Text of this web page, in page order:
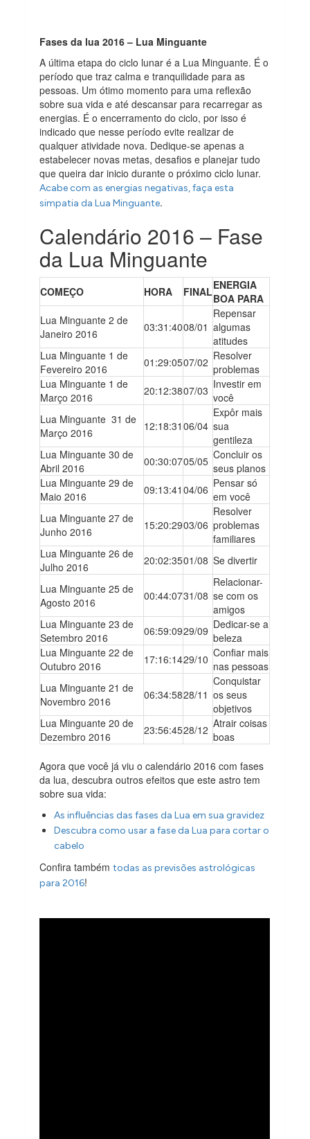
Fases da lua 2016 – Lua Minguante
A última etapa do ciclo lunar é a Lua Minguante. É o
período que traz calma e tranquilidade para as
pessoas. Um ótimo momento para uma reflexão
sobre sua vida e até descansar para recarregar as
energias. É o encerramento do ciclo, por isso é
indicado que nesse período evite realizar de
qualquer atividade nova. Dedique-se apenas a
estabelecer novas metas, desafios e planejar tudo
que queira dar inicio durante o próximo ciclo lunar.
Acabe com as energias negativas, faça esta
simpatia da Lua Minguante.
Calendário 2016 – Fase
da Lua Minguante
COMEÇO HORA FINALENERGIA
BOA PARA
Lua Minguante 2 de
Janeiro 2016
03:31:4008/01
Repensar
algumas
atitudes
Lua Minguante 1 de
Fevereiro 2016
01:29:0507/02 Resolver
problemas
Lua Minguante 1 de
Março 2016
20:12:3807/03 Investir em
você
Lua Minguante 31 de
Março 2016
12:18:31 06/04
Expôr mais
sua
gentileza
Lua Minguante 30 de
Abril 2016
00:30:0705/05 Concluir os
seus planos
Lua Minguante 29 de
Maio 2016
09:13:41 04/06 Pensar só
em você
Lua Minguante 27 de
Junho 2016
15:20:2903/06
Resolver
problemas
familiares
Lua Minguante 26 de
Julho 2016
20:02:3501/08 Se divertir
Lua Minguante 25 de
Agosto 2016
00:44:0731/08
Relacionar-
se com os
amigos
Lua Minguante 23 de
Setembro 2016
06:59:0929/09 Dedicar-se a
beleza
Lua Minguante 22 de
Outubro 2016
17:16:1429/10 Confiar mais
nas pessoas
Lua Minguante 21 de
Novembro 2016
06:34:5828/11
Conquistar
os seus
objetivos
Lua Minguante 20 de
Dezembro 2016
23:56:4528/12 Atrair coisas
boas
Agora que você já viu o calendário 2016 com fases
da lua, descubra outros efeitos que este astro tem
sobre sua vida:
As influências das fases da Lua em sua gravidez
Descubra como usar a fase da Lua para cortar o
cabelo
Confira tambémtodas as previsões astrológicas
para 2016!